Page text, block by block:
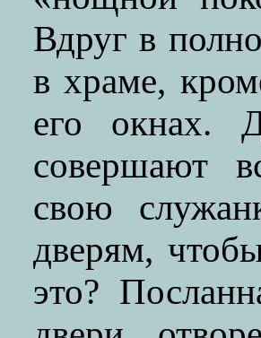
Вдруг в
в храме,
его окнах.
совершают
свою
дверям,
это?